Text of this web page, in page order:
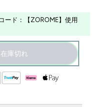
ード：【ZOROME】使用
在庫切れ